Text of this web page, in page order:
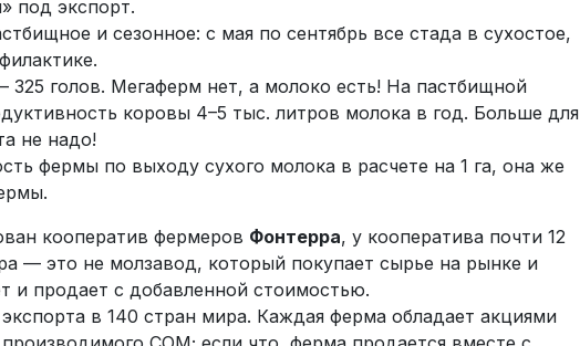
под экспорт.
и сезонное: с мая по сентябрь все стада в сухостое,
голов. Мегаферм нет, а молоко есть! На пастбищной
коровы 4–5 тыс. литров молока в год. Больше для
не надо!
фермы по выходу сухого молока в расчете на 1 га, она же
кооператив фермеров Фонтерра, у кооператива почти 12
— это не молзавод, который покупает сырье на рынке и
и продает с добавленной стоимостью.
в 140 стран мира. Каждая ферма обладает акциями